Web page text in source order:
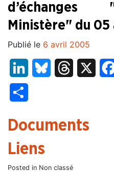
d’échanges
Ministère" du 05
Publié le 6 avril 2005
LinkedInBluesky Threads
Documents
Liens
Posted in Non classé